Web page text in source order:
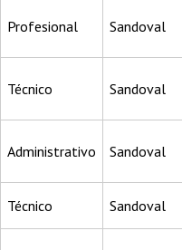
Profesional Sandoval
Técnico Sandoval
Administrativo Sandoval
Técnico Sandoval